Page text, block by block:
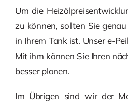
Um die
zu können, sollten Sie
in Ihrem Tank ist. Unser e-
Mit ihm können Sie Ihren
besser planen.
Im Übrigen sind wir der